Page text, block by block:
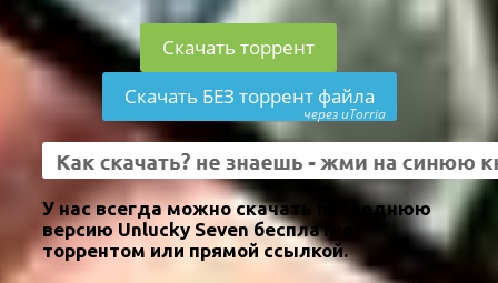
Скачать торрент
Скачать БЕЗ торрент файла
через uTorria
У нас всегда можно скачать последнюю
версию Unlucky Seven бесплатно
торрентом или прямой ссылкой.